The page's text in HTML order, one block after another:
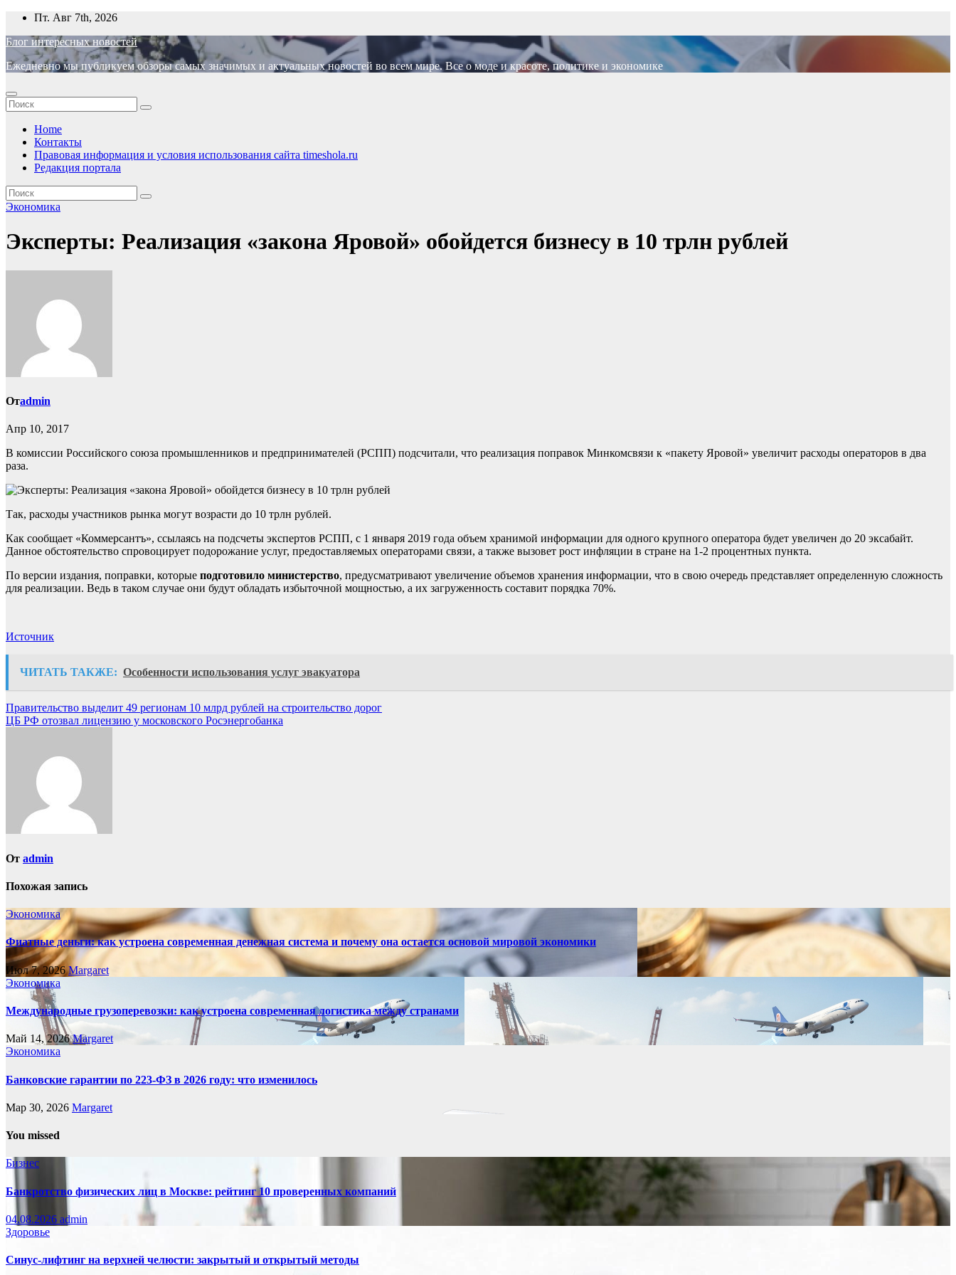
Перейти
содержимому
Пт. Авг 7th, 2026
Блог интересных новостей
Ежедневно мы публикуем обзоры самых значимых и актуальных новостей во всем мире. Все о моде и красоте, политике и экономике
Home
Контакты
Правовая информация и условия использования сайта timeshola.ru
Редакция портала
Экономика
Эксперты: Реализация «закона Яровой» обойдется бизнесу в 10 трлн рублей
Отadmin
Апр 10, 2017
В комиссии Российского союза промышленников и предпринимателей (РСПП) подсчитали, что реализация поправок Минкомсвязи к «пакету Яровой» увеличит расходы операторов в два
раза.
Так, расходы участников рынка могут возрасти до 10 трлн рублей.
Как сообщает «Коммерсантъ», ссылаясь на подсчеты экспертов РСПП, с 1 января 2019 года объем хранимой информации для одного крупного оператора будет увеличен до 20 эксабайт.
Данное обстоятельство спровоцирует подорожание услуг, предоставляемых операторами связи, а также вызовет рост инфляции в стране на 1-2 процентных пункта.
По версии издания, поправки, которые подготовило министерство, предусматривают увеличение объемов хранения информации, что в свою очередь представляет определенную сложность
для реализации. Ведь в таком случае они будут обладать избыточной мощностью, а их загруженность составит порядка 70%.
Источник
ЧИТАТЬ ТАКЖЕ: Особенности использования услуг эвакуатора
Навигация
по
Правительство выделит 49 регионам 10 млрд рублей на строительство дорог
ЦБ РФ отозвал лицензию у московского Росэнергобанка
От admin
Похожая запись
Экономика
Фиатные деньги: как устроена современная денежная система и почему она остается основой мировой экономики
Июл 7, 2026Margaret
Экономика
Международные грузоперевозки: как устроена современная логистика между странами
Май 14, 2026Margaret
Экономика
Банковские гарантии по 223-ФЗ в 2026 году: что изменилось
Мар 30, 2026 Margaret
You missed
Бизнес
Банкротство физических лиц в Москве: рейтинг 10 проверенных компаний
04.08.2026 admin
Здоровье
Синус-лифтинг на верхней челюсти: закрытый и открытый методы